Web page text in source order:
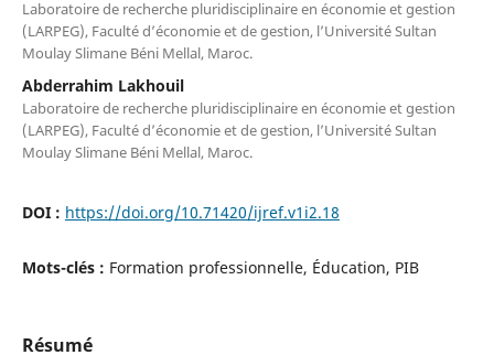
Laboratoire de recherche pluridisciplinaire en économie et gestion
(LARPEG), Faculté d’économie et de gestion, l’Université Sultan
Moulay Slimane Béni Mellal, Maroc.
Abderrahim Lakhouil
Laboratoire de recherche pluridisciplinaire en économie et gestion
(LARPEG), Faculté d’économie et de gestion, l’Université Sultan
Moulay Slimane Béni Mellal, Maroc.
DOI : https://doi.org/10.71420/ijref.v1i2.18
Mots-clés : Formation professionnelle, Éducation, PIB
Résumé